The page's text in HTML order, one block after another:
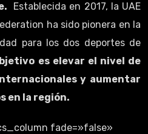
Establecida en 2017, la UAE
ha sido pionera en la
para los dos deportes de
es elevar el nivel de
y aumentar
en la región.
fade=»false»